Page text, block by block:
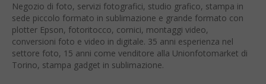
Negozio di foto, servizi fotografici, studio grafico, stampa in
sede piccolo formato in sublimazione e grande formato con
plotter Epson, fotoritocco, cornici, montaggi video,
conversioni foto e video in digitale. 35 anni esperienza nel
settore foto, 15 anni come venditore alla Unionfotomarket di
Torino, stampa gadget in sublimazione.